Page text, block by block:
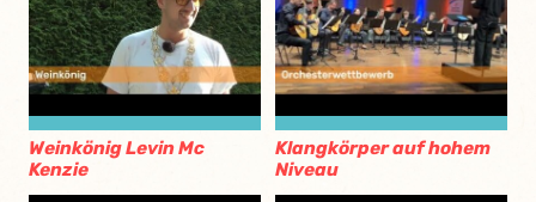
Weinkönig Levin Mc
Kenzie
Klangkörper auf hohem
Niveau